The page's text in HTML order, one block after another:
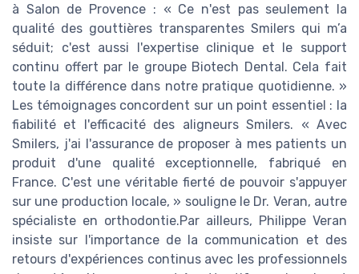
à Salon de Provence : « Ce n'est pas seulement la
qualité des gouttières transparentes Smilers qui m’a
séduit; c'est aussi l'expertise clinique et le support
continu offert par le groupe Biotech Dental. Cela fait
toute la différence dans notre pratique quotidienne. »
Les témoignages concordent sur un point essentiel : la
fiabilité et l'efficacité des aligneurs Smilers. « Avec
Smilers, j'ai l'assurance de proposer à mes patients un
produit d'une qualité exceptionnelle, fabriqué en
France. C'est une véritable fierté de pouvoir s'appuyer
sur une production locale, » souligne le Dr. Veran, autre
spécialiste en orthodontie.Par ailleurs, Philippe Veran
insiste sur l'importance de la communication et des
retours d'expériences continus avec les professionnels